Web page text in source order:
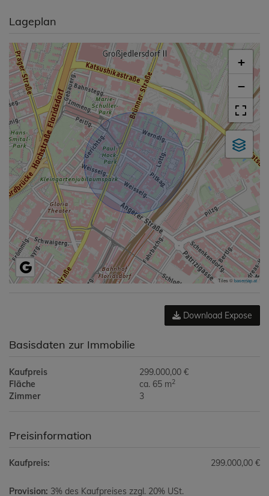
Lageplan
+
−
Tiles ©basemap.at
Download Expose
Basisdaten zur Immobilie
Kaufpreis
299.000,00 €
Fläche
ca. 65 m2
Zimmer 3
Preisinformation
Kaufpreis: 299.000,00 €
Provision: 3% des Kaufpreises zzgl. 20% USt.